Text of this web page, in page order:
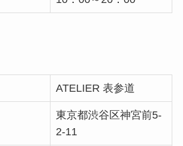
ATELIER 表参道
東京都渋谷区神宮前5-
2-11